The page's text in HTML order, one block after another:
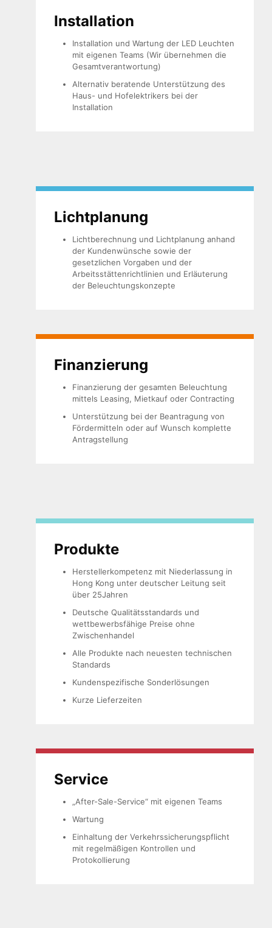
Installation
Installation und Wartung der LED Leuchten
mit eigenen Teams (Wir übernehmen die
Gesamtverantwortung)
Alternativ beratende Unterstützung des
Haus- und Hofelektrikers bei der
Installation
Licht­planung
Lichtberechnung und Lichtplanung anhand
der Kundenwünsche sowie der
gesetzlichen Vorgaben und der
Arbeitsstättenrichtlinien und Erläuterung
der Beleuchtungskonzepte
Finan­zierung
Finanzierung der gesamten Beleuchtung
mittels Leasing, Mietkauf oder Contracting
Unterstützung bei der Beantragung von
Fördermitteln oder auf Wunsch komplette
Antragstellung
Produkte
Herstellerkompetenz mit Niederlassung in
Hong Kong unter deutscher Leitung seit
über 25Jahren
Deutsche Qualitätsstandards und
wettbewerbsfähige Preise ohne
Zwischenhandel
Alle Produkte nach neuesten technischen
Standards
Kundenspezifische Sonderlösungen
Kurze Lieferzeiten
Service
„After-Sale-Service“ mit eigenen Teams
Wartung
Einhaltung der Verkehrssicherungspflicht
mit regelmäßigen Kontrollen und
Protokollierung